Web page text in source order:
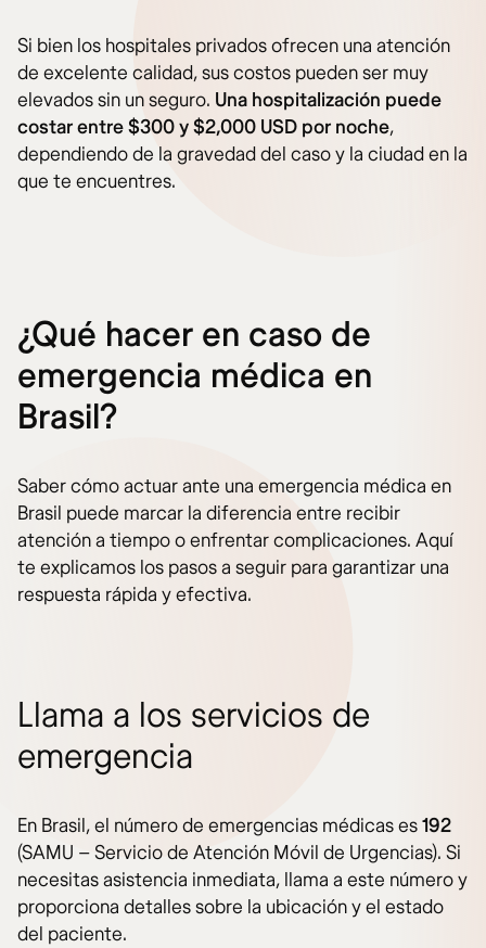
Si bien los hospitales privados ofrecen una atención
de excelente calidad, sus costos pueden ser muy
elevados sin un seguro. Una hospitalización puede
costar entre $300 y $2,000 USD por noche,
dependiendo de la gravedad del caso y la ciudad en la
que te encuentres.
¿Qué hacer en caso de
emergencia médica en
Brasil?
Saber cómo actuar ante una emergencia médica en
Brasil puede marcar la diferencia entre recibir
atención a tiempo o enfrentar complicaciones. Aquí
te explicamos los pasos a seguir para garantizar una
respuesta rápida y efectiva.
Llama a los servicios de
emergencia
En Brasil, el número de emergencias médicas es192
(SAMU – Servicio de Atención Móvil de Urgencias). Si
necesitas asistencia inmediata, llama a este número y
proporciona detalles sobre la ubicación y el estado
del paciente.